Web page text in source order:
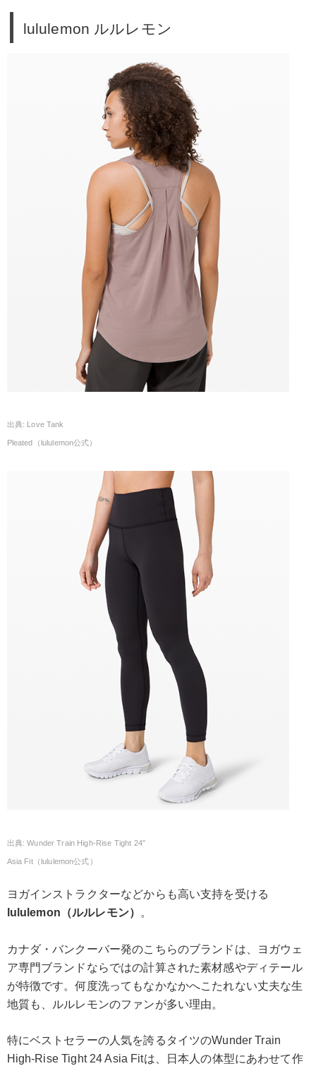
lululemon ルルレモン
Love Tank
Pleated（lululemon公式）
Wunder Train High-Rise Tight 24″
Asia Fit（lululemon公式）
ヨガインストラクターなどからも高い支持を受ける
lululemon（ルルレモン）
。
カナダ・バンクーバー発のこちらのブランドは、ヨガウェ
ア専門ブランドならではの計算された素材感やディテール
が特徴です。何度洗ってもなかなかへこたれない丈夫な生
地質も、ルルレモンのファンが多い理由。
特にベストセラーの人気を誇るタイツのWunder Train
High-Rise Tight 24 Asia Fitは、日本人の体型にあわせて作